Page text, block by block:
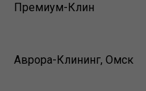
Премиум-Клин
Аврора-Клининг, Омск